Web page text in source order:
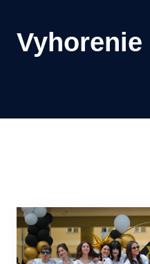
Vyhorenie